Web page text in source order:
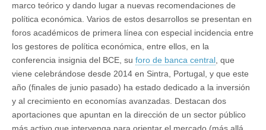
marco teórico y dando lugar a nuevas recomendaciones de
política económica. Varios de estos desarrollos se presentan en
foros académicos de primera línea con especial incidencia entre
los gestores de política económica, entre ellos, en la
conferencia insignia del BCE, su foro de banca central , que
viene celebrándose desde 2014 en Sintra, Portugal, y que este
año (finales de junio pasado) ha estado dedicado a la inversión
y al crecimiento en economías avanzadas. Destacan dos
aportaciones que apuntan en la dirección de un sector público